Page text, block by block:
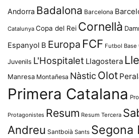
Andorra Badalona Barcelona
Catalunya Copa del Rei Cornellà
Espanyol B Europa FCF Futbol Base
Juvenils L'Hospitalet Llagostera
Manresa Montañesa Nàstic Olot
Primera Catalana
Protagonistes Resum Resum Tercera
Andreu Santboià Sants Segona